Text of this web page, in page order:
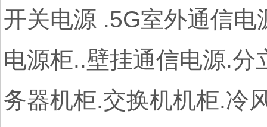
开关电源 .5G室外通信
电源柜..壁挂通信电源.
务器机柜.交换机机柜.冷